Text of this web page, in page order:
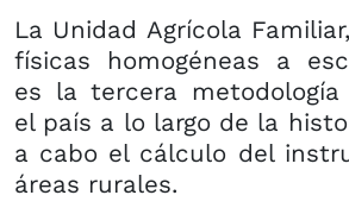
La Unidad Agrícola
físicas homogéneas a
es la tercera metodología
el país a lo largo de la
a cabo el cálculo del
áreas rurales.